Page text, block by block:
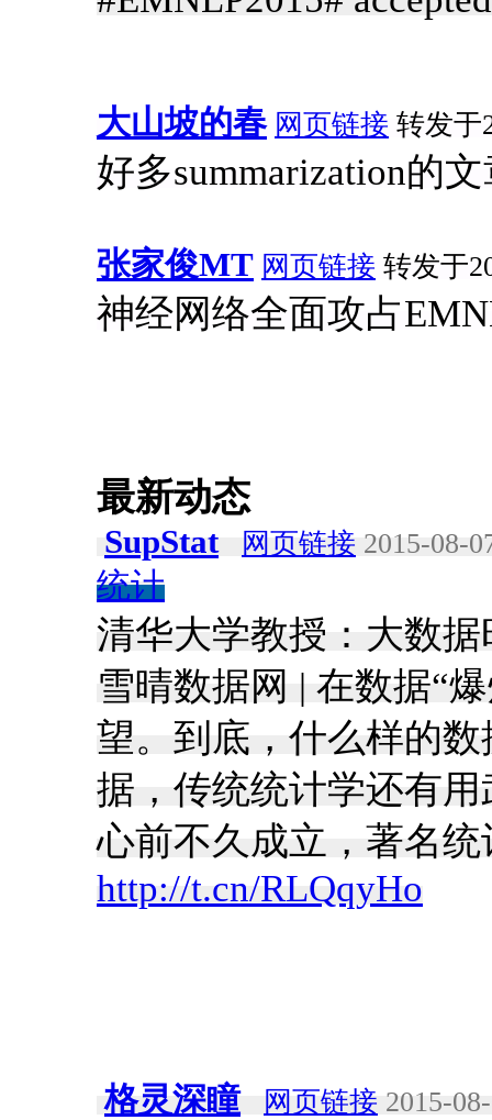
大山坡的春 网页链接 转发于
好多summarization的
张家俊MT 网页链接 转发于
神经网络全面攻占
最新动态
SupStat 网页链接 2015-08-
统计
清华大学教授：大数
雪晴数据网 | 在数据“
望。到底，什么样的
据，传统统计学还有
心前不久成立，著名
http://t.cn/RLQqyHo
格灵深瞳 网页链接 2015-